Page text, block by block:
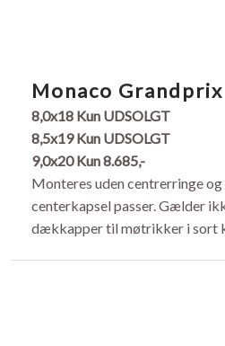
​Monaco
8,0x18 Kun UDSOLGT
8,5x19​Kun UDSOLGT
9,0x20Kun 8.685,-
Monteres uden centrerringe
centerkapsel passer. Gælder
dækkapper til møtrikker i sort